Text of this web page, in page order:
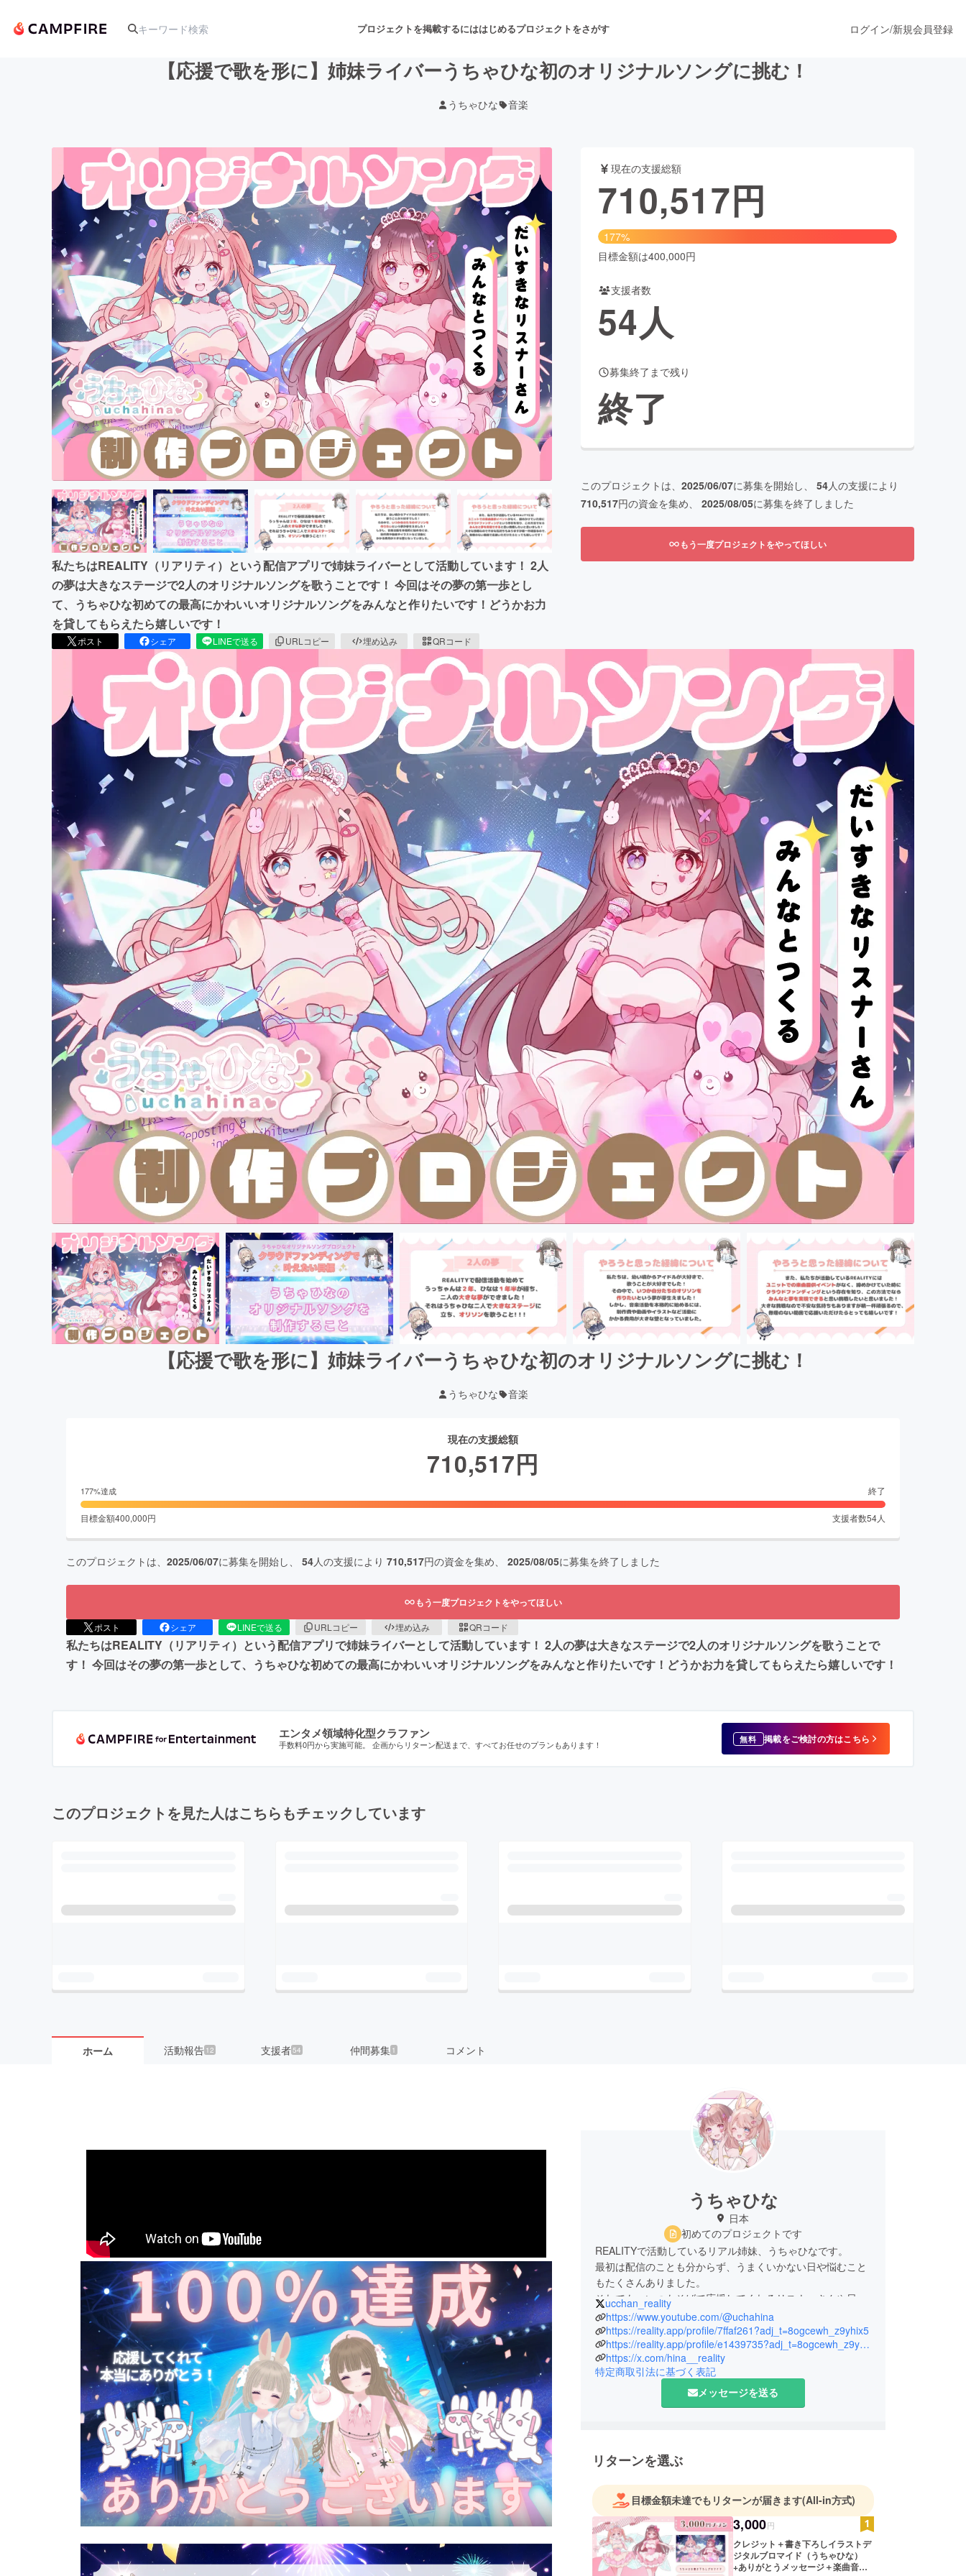
プロジェクトを掲載するにははじめるプロジェクトをさがす
アート・写真 音楽 舞台・パフォーマンス
テクノロジー・ガジェット ゲーム・サービス開発 フード・飲食店 ファッション
映像・映画 書籍・雑誌出版 アニメ・漫画
ビジネス・起業 チャレンジ ビューティー・ヘルスケア
まちづくり・地域活性化
CAMPFIRE for Social GoodCAMPFIRE Creation
CAMPFIREふるさと納税machi-ya コミュニティ
ログイン/新規会員登録
【応援で歌を形に】姉妹ライバーうちゃひな初のオリジナルソングに挑む！
うちゃひな 音楽
私たちはREALITY（リアリティ）という配信アプリで姉妹ライバーとして活動しています！ 2人
の夢は大きなステージで2人のオリジナルソングを歌うことです！ 今回はその夢の第一歩とし
て、うちゃひな初めての最高にかわいいオリジナルソングをみんなと作りたいです！どうかお力
を貸してもらえたら嬉しいです！
ポスト シェア LINEで送る URLコピー 埋め込み QRコード
現在の支援総額
710,517円
177%
目標金額は400,000円
支援者数
54人
募集終了まで残り
終了
このプロジェクトは、 2025/06/07に募集を開始し、 54人の支援により
710,517円の資金を集め、 2025/08/05に募集を終了しました
もう一度プロジェクトをやってほしい
【応援で歌を形に】姉妹ライバーうちゃひな初のオリジナルソングに挑む！
うちゃひな 音楽
現在の支援総額
710,517円
177%達成 終了
目標金額400,000円 支援者数54人
このプロジェクトは、 2025/06/07に募集を開始し、 54人の支援により 710,517円の資金を集め、 2025/08/05に募集を終了しました
もう一度プロジェクトをやってほしい
ポスト シェア LINEで送る URLコピー 埋め込み QRコード
私たちはREALITY（リアリティ）という配信アプリで姉妹ライバーとして活動しています！ 2人の夢は大きなステージで2人のオリジナルソングを歌うことで
す！ 今回はその夢の第一歩として、うちゃひな初めての最高にかわいいオリジナルソングをみんなと作りたいです！どうかお力を貸してもらえたら嬉しいです！
エンタメ領域特化型クラファン
手数料0円から実施可能。 企画からリターン配送まで、すべてお任せのプランもあります！ 無料 掲載をご検討の方はこちら
このプロジェクトを見た人はこちらもチェックしています
ホーム 活動報告 12 支援者54 仲間募集 1 コメント
うちゃひな
日本
初めてのプロジェクトです
REALITYで活動しているリアル姉妹、うちゃひなです。
最初は配信のことも分からず、うまくいかない日や悩むこと
もたくさんありました。
それでも、いつもそばで応援してくれるリスナーさんや日々
配信を頑張っている配信仲間の存在が、私たちの支えであ
り、何度も背中を押してくれました。
みんなと支え合いながら、一歩ずつ進んできた私たちの夢
は、「ふたりのオリジナルソングを大きなステージで歌うこ
と」。
その第一歩として、みんなと一緒に曲をつくるクラウドファ
ンディングプロジェクトを立ち上げました。
無理のない範囲で、温かく見守っていただけたら嬉しいで
す。
これからも姉妹で、笑顔と癒しを届けていきます！
ucchan_reality
https://www.youtube.com/@uchahina
https://reality.app/profile/7ffaf261?adj_t=8ogcewh_z9yhix5
https://reality.app/profile/e1439735?adj_t=8ogcewh_z9yhix5
https://x.com/hina__reality
特定商取引法に基づく表記
メッセージを送る
リターンを選ぶ
目標金額未達でもリターンが届きます(All-in方式)
3,000円
クレジット＋書き下ろしイラストデ
ジタルブロマイド（うちゃひな）
+ありがとうメッセージ＋楽曲音源